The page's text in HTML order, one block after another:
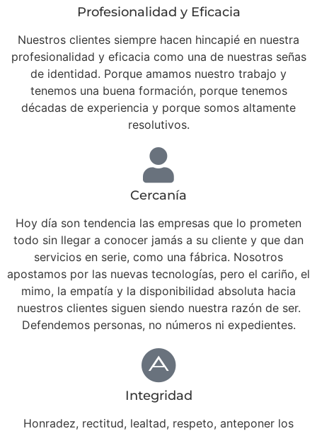
Profesionalidad y Eficacia
Nuestros clientes siempre hacen hincapié en nuestra
profesionalidad y eficacia como una de nuestras señas
de identidad. Porque amamos nuestro trabajo y
tenemos una buena formación, porque tenemos
décadas de experiencia y porque somos altamente
resolutivos.
Cercanía
Hoy día son tendencia las empresas que lo prometen
todo sin llegar a conocer jamás a su cliente y que dan
servicios en serie, como una fábrica. Nosotros
apostamos por las nuevas tecnologías, pero el cariño, el
mimo, la empatía y la disponibilidad absoluta hacia
nuestros clientes siguen siendo nuestra razón de ser.
Defendemos personas, no números ni expedientes.
Integridad
Honradez, rectitud, lealtad, respeto, anteponer los